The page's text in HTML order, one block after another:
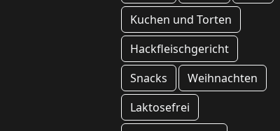
Kuchen und Torten
Hackfleischgericht
Snacks
Weihnachten
Laktosefrei